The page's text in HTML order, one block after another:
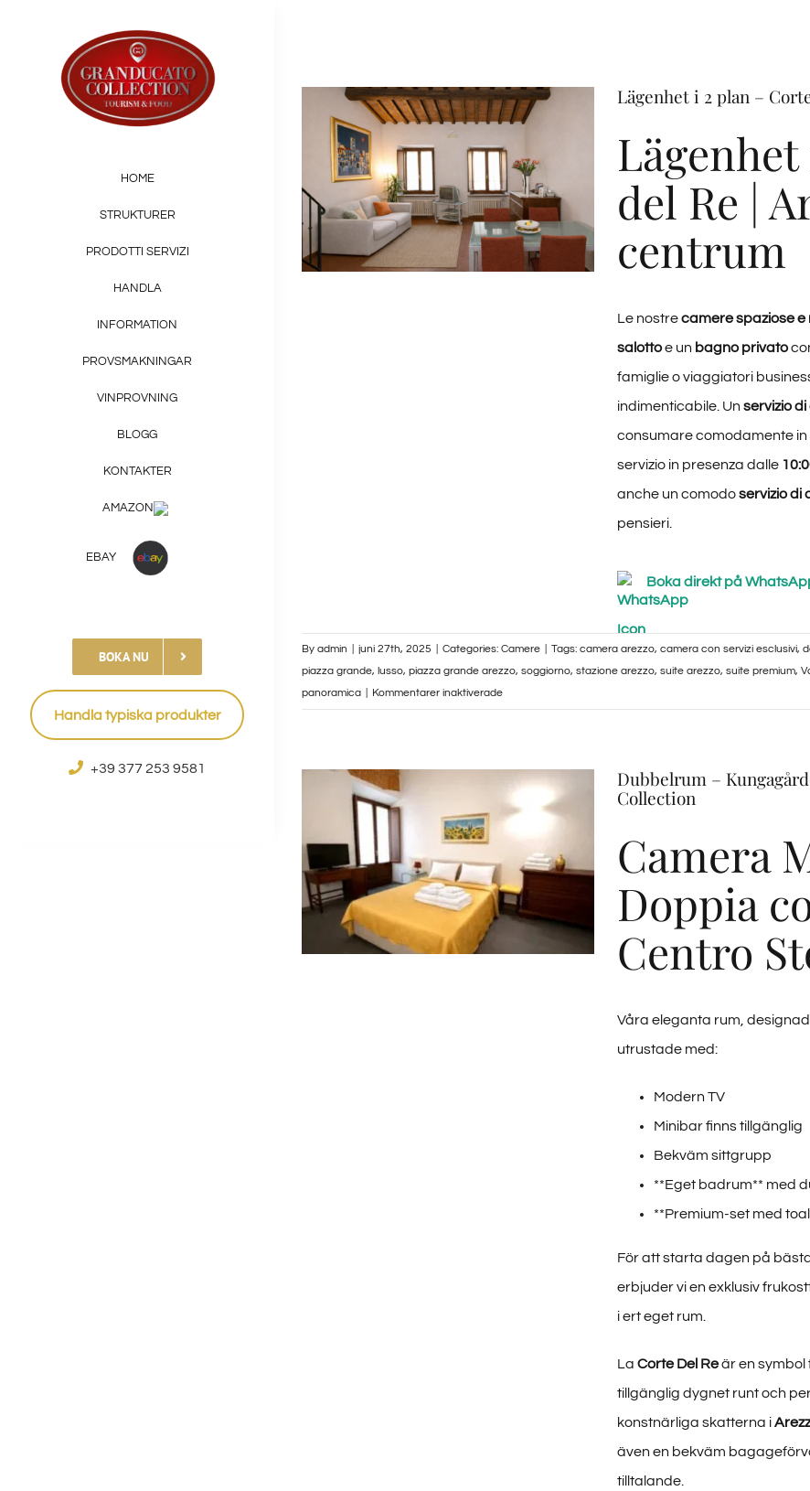
HOME
STRUKTURER
PRODOTTI SERVIZI
HANDLA
INFORMATION
PROVSMAKNINGAR
VINPROVNING
BLOGG
KONTAKTER
AMAZON
EBAY
BOKA NU
Handla typiska produkter
+39 377 253 9581
Lägenhet i 2 plan –
del Re |
centrum
Le nostrecamere spaziose e
salottoe un bagno privato
famiglie o viaggiatori
indimenticabile. Un servizio
consumare comodamente in
servizio in presenza dalle
anche un comodoservizio di
pensieri.
Boka direkt på
By admin juni 27th, 2025 Categories: Camere Tags: camera arezzo, camera con servizi esclusivi,
piazza grande, lusso, piazza grande arezzo, soggiorno, stazione arezzo, suite arezzo, suite premium,
panoramica
Kommentarer inaktiveradeför
Re,
Arezzo
|
Collection
Dubbelrum –
Collection
Camera
Doppia
Centro
Våra eleganta rum,
utrustade med:
Modern TV
Minibar finns tillgänglig
Bekväm sittgrupp
**Eget badrum** med
**Premium-set med
För att starta dagen på
erbjuder vi en exklusiv
i ert eget rum.
La Corte Del Reär en symbol
tillgänglig dygnet runt och
konstnärliga skatterna i
även en bekväm
tilltalande.